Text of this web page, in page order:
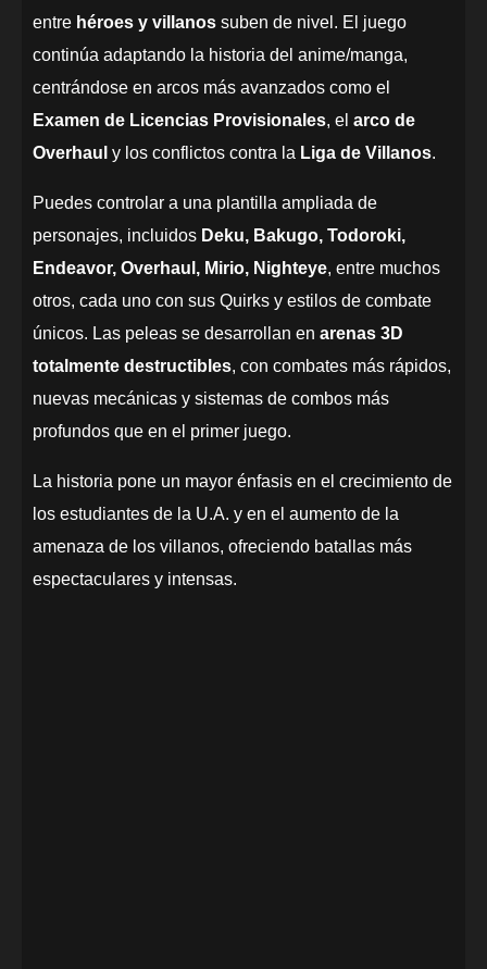
entre héroes y villanos suben de nivel. El juego
continúa adaptando la historia del anime/manga,
centrándose en arcos más avanzados como el
Examen de Licencias Provisionales, el arco de
Overhaul y los conflictos contra la Liga de Villanos.
Puedes controlar a una plantilla ampliada de
personajes, incluidos Deku, Bakugo, Todoroki,
Endeavor, Overhaul, Mirio, Nighteye, entre muchos
otros, cada uno con sus Quirks y estilos de combate
únicos. Las peleas se desarrollan en arenas 3D
totalmente destructibles, con combates más rápidos,
nuevas mecánicas y sistemas de combos más
profundos que en el primer juego.
La historia pone un mayor énfasis en el crecimiento de
los estudiantes de la U.A. y en el aumento de la
amenaza de los villanos, ofreciendo batallas más
espectaculares y intensas.